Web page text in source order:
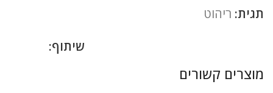
תגית: ריהוט
שיתוף:
מוצרים קשורים